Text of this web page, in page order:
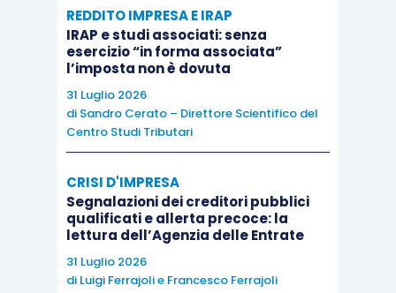
più volte nel medesimo mese, i servizi essenziali
erano stati esternalizzati ed il numero delle
stanze della struttura, destinato all’attività,
eccedeva sistematicamente il limite consentito
dalla normativa regionale.
Quindi, ciò che è importante considerare è che,
se da un lato i requisiti del reddito d’impresa in
ambito tributario sono fissati esclusivamente a
superamento o il mancato rispetto dei limiti
REDDITO IMPRESA E IRAP
IRAP e studi associati: senza
esercizio “in forma associata”
l’imposta non è dovuta
31 Luglio 2026
di Sandro Cerato – Direttore Scientifico del
Centro Studi Tributari
CRISI D'IMPRESA
Segnalazioni dei creditori pubblici
qualificati e allerta precoce: la
lettura dell’Agenzia delle Entrate
31 Luglio 2026
di Luigi Ferrajolie Francesco Ferrajoli